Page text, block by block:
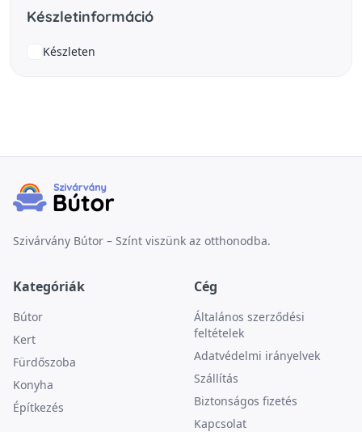
Készletinformáció
Készleten
Szivárvány Bútor – Színt viszünk az otthonodba.
Kategóriák
Bútor
Kert
Fürdőszoba
Konyha
Építkezés
Cég
Általános szerződési
feltételek
Adatvédelmi irányelvek
Szállítás
Biztonságos fizetés
Kapcsolat